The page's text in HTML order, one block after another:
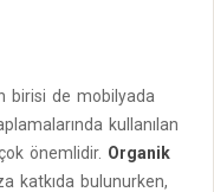
birisi de mobilyada
kullanılan
önemlidir. Organik
katkıda bulunurken,